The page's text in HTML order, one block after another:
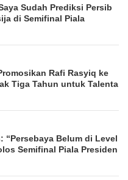
Sudah Prediksi Persib
di Semifinal Piala
Rafi Rasyiq ke
Tiga Tahun untuk Talenta
“Persebaya Belum di Level
Semifinal Piala Presiden